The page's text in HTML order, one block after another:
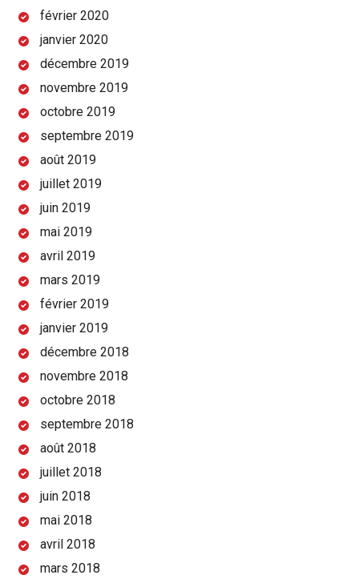
février 2020
janvier 2020
décembre 2019
novembre 2019
octobre 2019
septembre 2019
août 2019
juillet 2019
juin 2019
mai 2019
avril 2019
mars 2019
février 2019
janvier 2019
décembre 2018
novembre 2018
octobre 2018
septembre 2018
août 2018
juillet 2018
juin 2018
mai 2018
avril 2018
mars 2018